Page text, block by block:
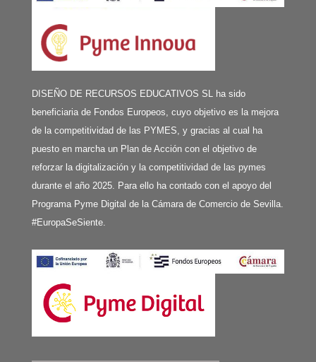
DISEÑO DE RECURSOS EDUCATIVOS SL ha sido
beneficiaria de Fondos Europeos, cuyo objetivo es la mejora
de la competitividad de las PYMES, y gracias al cual ha
puesto en marcha un Plan de Acción con el objetivo de
reforzar la digitalización y la competitividad de las pymes
durante el año 2025. Para ello ha contado con el apoyo del
Programa Pyme Digital de la Cámara de Comercio de Sevilla.
#EuropaSeSiente.